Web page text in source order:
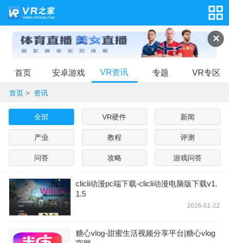
✕
首页 安卓游戏 VR资讯 专题 VR专区
首页> 资讯
全部 VR硬件 新闻
产业 教程 评测
问答 攻略 游戏问答
clicli动漫pc端下载-clicli动漫电脑版下载v1.
1.5
2026-01-22
糖心vlog-甜蜜生活视频分享平台|糖心vlog